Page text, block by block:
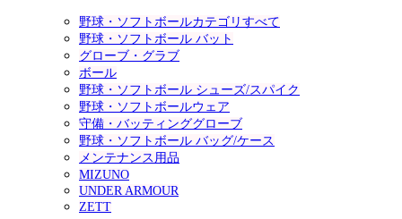
野球・ソフトボールカテゴリすべて
野球・ソフトボール バット
グローブ・グラブ
ボール
野球・ソフトボール シューズ/スパイク
野球・ソフトボールウェア
守備・バッティンググローブ
野球・ソフトボール バッグ/ケース
メンテナンス用品
MIZUNO
UNDER ARMOUR
ZETT